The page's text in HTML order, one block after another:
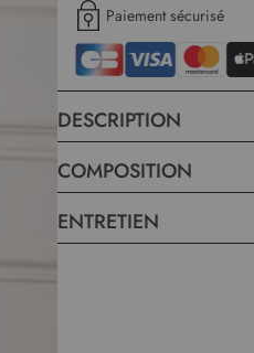
Paiement sécurisé
DESCRIPTION
COMPOSITION
ENTRETIEN